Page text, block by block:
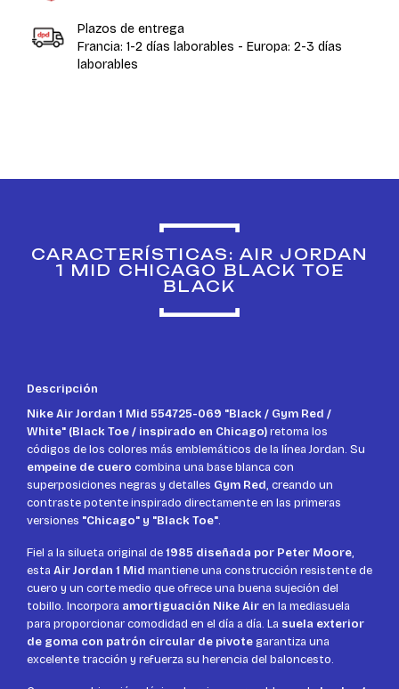
Plazos de entrega
Francia: 1-2 días laborables - Europa: 2-3 días
laborables
CARACTERÍSTICAS: AIR JORDAN
1 MID CHICAGO BLACK TOE
BLACK
Descripción
Nike Air Jordan 1 Mid 554725-069 "Black / Gym Red /
White" (Black Toe / inspirado en Chicago)retoma los
códigos de los colores más emblemáticos de la línea Jordan. Su
empeine de cuero combina una base blanca con
superposiciones negras y detalles Gym Red, creando un
contraste potente inspirado directamente en las primeras
versiones "Chicago" y "Black Toe".
Fiel a la silueta original de1985 diseñada por Peter Moore,
esta Air Jordan 1 Mid mantiene una construcción resistente de
cuero y un corte medio que ofrece una buena sujeción del
tobillo. Incorpora amortiguación Nike Airen la mediasuela
para proporcionar comodidad en el día a día. La suela exterior
de goma con patrón circular de pivote garantiza una
excelente tracción y refuerza su herencia del baloncesto.